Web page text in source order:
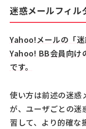
迷惑メールフィル
Yahoo!メールの「迷
Yahoo! BB会員向け
です。
使い方は前述の迷惑
が、ユーザごとの迷
習して、より的確な